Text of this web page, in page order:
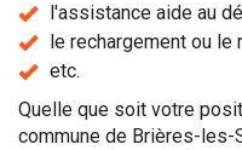
l'assistance aide au
le rechargement ou le
etc.
Quelle que soit votre
commune de Brières-